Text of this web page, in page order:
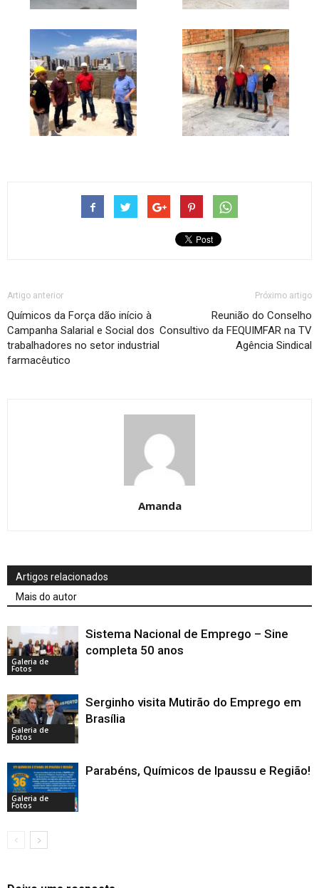
Artigo anterior
Químicos da Força dão início à
Campanha Salarial e Social dos
trabalhadores no setor industrial
farmacêutico
Próximo artigo
Reunião do Conselho
Consultivo da FEQUIMFAR na TV
Agência Sindical
Amanda
Artigos relacionados
Mais do autor
Galeria de
Fotos
Sistema Nacional de Emprego – Sine
completa 50 anos
Galeria de
Fotos
Serginho visita Mutirão do Emprego em
Brasília
Galeria de
Fotos
Parabéns, Químicos de Ipaussu e Região!